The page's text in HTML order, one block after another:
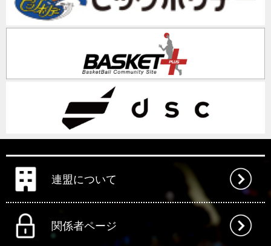
連盟について
関係者ページ